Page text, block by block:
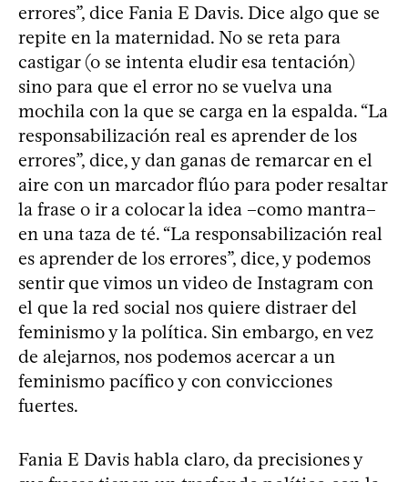
errores”, dice Fania E Davis. Dice algo que se
repite en la maternidad. No se reta para
castigar (o se intenta eludir esa tentación)
sino para que el error no se vuelva una
mochila con la que se carga en la espalda. “La
responsabilización real es aprender de los
errores”, dice, y dan ganas de remarcar en el
aire con un marcador flúo para poder resaltar
la frase o ir a colocar la idea –como mantra–
en una taza de té. “La responsabilización real
es aprender de los errores”, dice, y podemos
sentir que vimos un video de Instagram con
el que la red social nos quiere distraer del
feminismo y la política. Sin embargo, en vez
de alejarnos, nos podemos acercar a un
feminismo pacífico y con convicciones
fuertes.
Fania E Davis habla claro, da precisiones y